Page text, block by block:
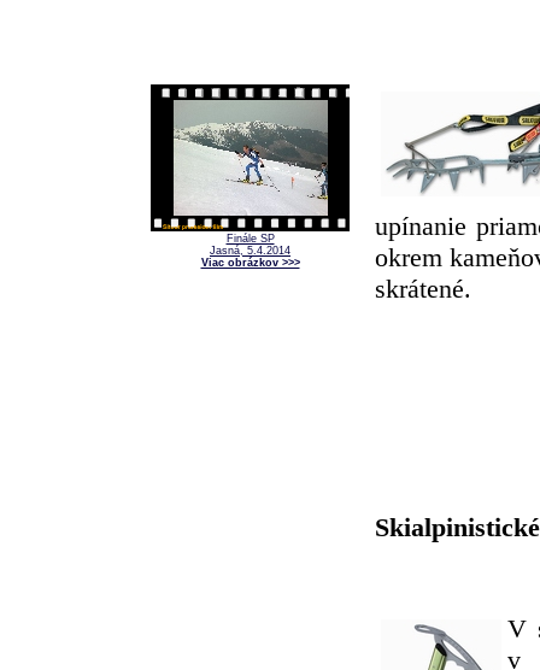
Finále SP
Jasná, 5.4.2014
Viac obrázkov >>>
upínanie
okrem
skrátené.
V
v